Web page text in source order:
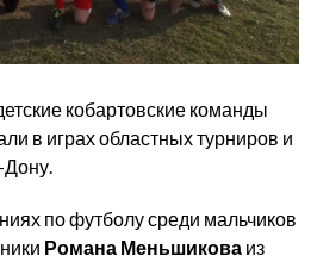
кобартовские команды
в играх областных турниров и
по футболу среди мальчиков
Романа Меньшикова из